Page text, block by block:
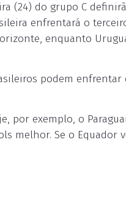
(24) do grupo C
enfrentará o
enquanto
podem
por exemplo, o
melhor. Se o